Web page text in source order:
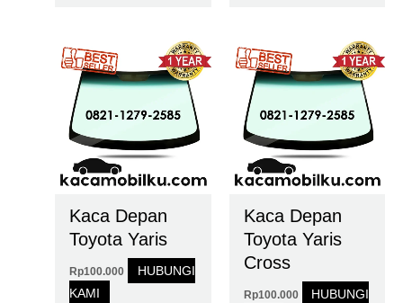
Kaca Depan
Toyota Yaris
Rp100.000
HUBUNGI
KAMI
Kaca Depan
Toyota Yaris
Cross
Rp100.000
HUBUNGI